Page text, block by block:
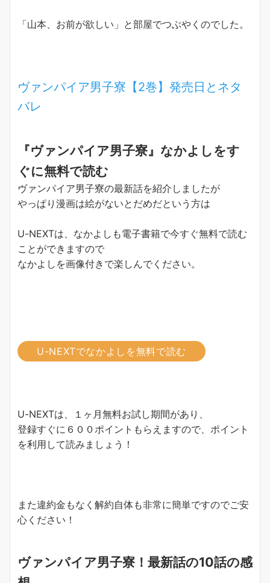
「山本、お前が欲しい」と部屋でつぶやくのでした。
ヴァンパイア男子寮【2巻】発売日とネタ
バレ
『ヴァンパイア男子寮』なかよしをす
ぐに無料で読む
ヴァンパイア男子寮の最新話を紹介しましたが
やっぱり漫画は絵がないとだめだという方は
U-NEXTは、なかよしも電子書籍で今すぐ無料で読む
ことができますので
なかよしを画像付きで楽しんでください。
U-NEXTでなかよしを無料で読む
U-NEXTは、１ヶ月無料お試し期間があり、
登録すぐに６００ポイントもらえますので、ポイント
を利用して読みましょう！
また違約金もなく解約自体も非常に簡単ですのでご安
心ください！
ヴァンパイア男子寮！最新話の10話の感